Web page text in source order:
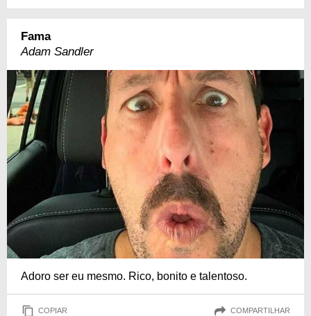
Fama
Adam Sandler
Adoro ser eu mesmo. Rico, bonito e talentoso.
COPIAR COMPARTILHAR